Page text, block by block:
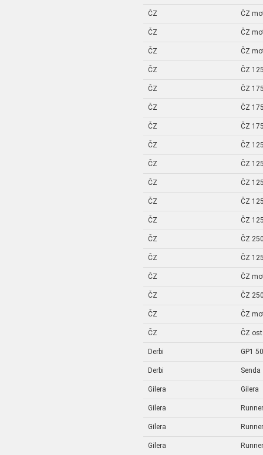
ČZ ČZ
ČZ ČZ
ČZ ČZ
ČZ ČZ
ČZ ČZ
ČZ ČZ
ČZ ČZ
ČZ ČZ
ČZ ČZ
ČZ ČZ
ČZ ČZ
ČZ ČZ
ČZ ČZ
ČZ ČZ
ČZ ČZ
ČZ ČZ
ČZ ČZ
ČZ ČZ
Derbi GP1 50
Derbi Senda
Gilera Gilera
Gilera Runner
Gilera Runner
Gilera Runner